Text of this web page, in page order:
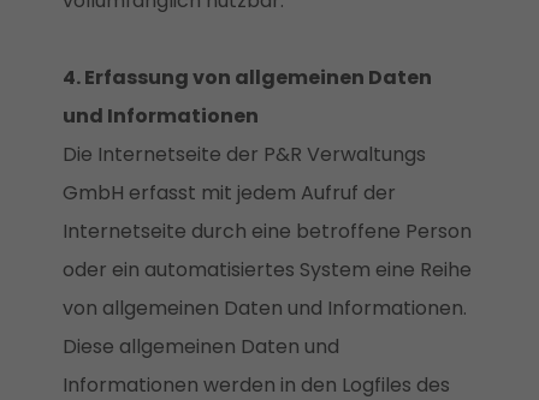
4. Erfassung von allgemeinen Daten
und Informationen
Die Internetseite der P&R Verwaltungs
GmbH erfasst mit jedem Aufruf der
Internetseite durch eine betroffene Person
oder ein automatisiertes System eine Reihe
von allgemeinen Daten und Informationen.
Diese allgemeinen Daten und
Informationen werden in den Logfiles des